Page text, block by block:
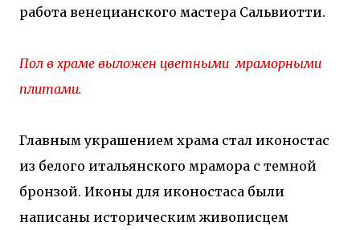
работа венецианского мастера Сальвиотти.
Пол в храме выложен цветными мраморными
плитами.
Главным украшением храма стал иконостас
из белого итальянского мрамора с темной
бронзой. Иконы для иконостаса были
написаны историческим живописцем